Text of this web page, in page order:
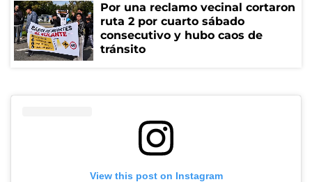
Por una reclamo vecinal cortaron
ruta 2 por cuarto sábado
consecutivo y hubo caos de
tránsito
View this post on Instagram